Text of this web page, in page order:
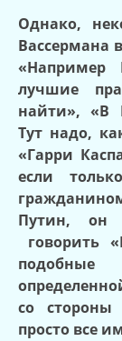
Однако,
Вассермана
лучшие
найти», «В
Тут надо,
«Гарри
если
Путин, он
говорить
со
просто все